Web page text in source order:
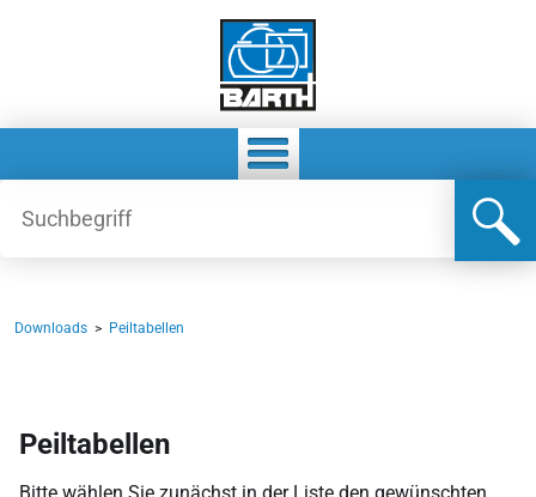
Downloads > Peiltabellen
Peiltabellen
Bitte wählen Sie zunächst in der Liste den gewünschten